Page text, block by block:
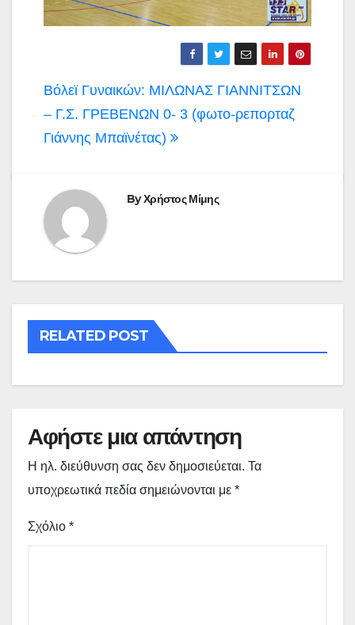
Πλοήγηση
άρθρων
Βόλεϊ Γυναικών: ΜΙΛΩΝΑΣ ΓΙΑΝΝΙΤΣΩΝ
– Γ.Σ. ΓΡΕΒΕΝΩΝ 0- 3 (φωτο-ρεπορταζ
Γιάννης Μπαϊνέτας)
ByΧρήστος Μίμης
RELATED POST
Αφήστε μια απάντηση
Η ηλ. διεύθυνση σας δεν δημοσιεύεται. Τα
υποχρεωτικά πεδία σημειώνονται με *
Σχόλιο *